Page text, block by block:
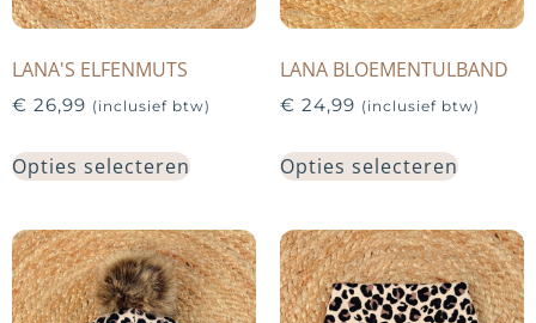
LANA'S ELFENMUTS
€ 26,99 (inclusief btw)
Opties selecteren
LANA BLOEMENTULBAND
€ 24,99 (inclusief btw)
Opties selecteren